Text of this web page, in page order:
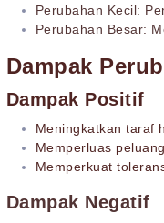
Perubahan Kecil:
Perubahan Besar:
Dampak
Dampak Positif
Meningkatkan taraf
Memperluas
Memperkuat
Dampak Negatif